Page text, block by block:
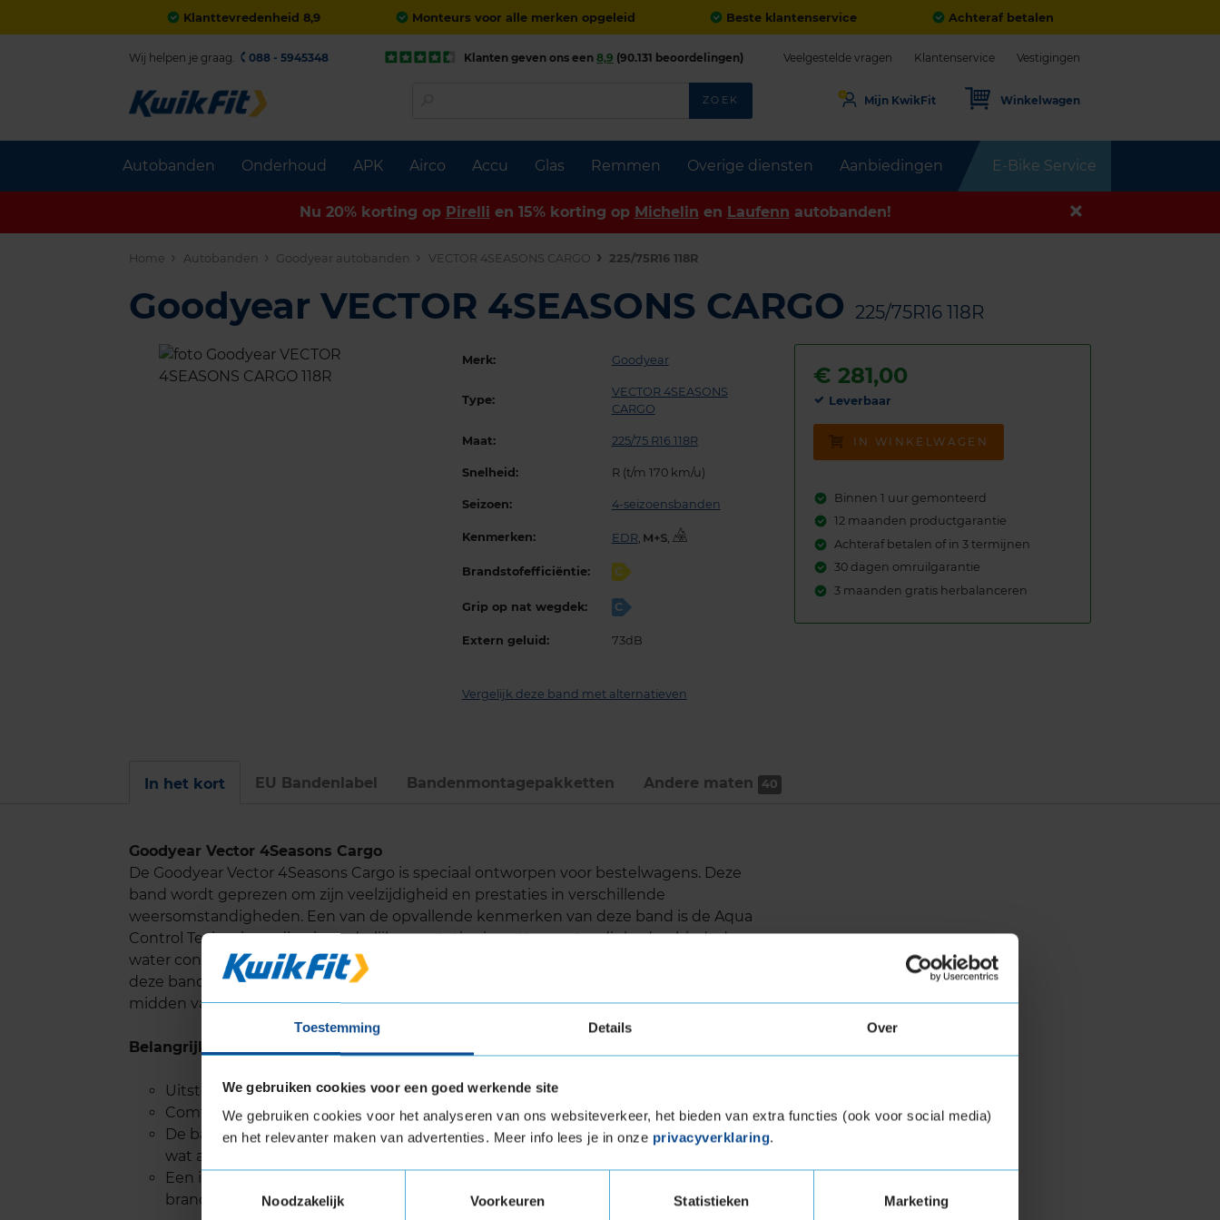
Toestemming Details Over
We gebruiken cookies voor een goed werkende site
We gebruiken cookies voor het analyseren van ons websiteverkeer, het bieden van extra functies (ook voor social media)
en het relevanter maken van advertenties. Meer info lees je in onze privacyverklaring.
Noodzakelijk
Voorkeuren Statistieken Marketing
Klanttevredenheid 8,9 Monteurs voor alle merken opgeleid Beste klantenservice Achteraf betalen
Autobanden Onderhoud APK Airco Accu Glas Remmen Overige diensten Aanbiedingen E-Bike Service
Wij helpen je graag. 088 - 5945348 Klanten geven ons een 8,9 (90.131 beoordelingen) Veelgestelde vragen Klantenservice Vestigingen
ZOEK Mijn KwikFit Winkelwagen
Nu 20% korting op Pirelli en 15% korting op Michelin en Laufenn autobanden!
Home Autobanden Goodyear autobanden VECTOR 4SEASONS CARGO 225/75R16 118R
Goodyear VECTOR 4SEASONS CARGO 225/75R16 118R
Merk: Goodyear
Type:
VECTOR 4SEASONS
CARGO
Maat: 225/75 R16 118R
Snelheid: R (t/m 170 km/u)
Seizoen: 4-seizoensbanden
Kenmerken: EDR, ,
Brandstofefficiëntie: C
Grip op nat wegdek: C
Extern geluid: 73dB
Vergelijk deze band met alternatieven
€281,00
Leverbaar
IN WINKELWAGEN
Binnen 1 uur gemonteerd
12 maanden productgarantie
Achteraf betalen of in 3 termijnen
30 dagen omruilgarantie
3 maanden gratis herbalanceren
In het kort EU Bandenlabel Bandenmontage­pakketten Andere maten 40
Goodyear Vector 4Seasons Cargo
De Goodyear Vector 4Seasons Cargo is speciaal ontworpen voor bestelwagens. Deze
band wordt geprezen om zijn veelzijdigheid en prestaties in verschillende
weersomstandigheden. Een van de opvallende kenmerken van deze band is de Aqua
Control Technology, die uitzonderlijke prestaties in natte omstandigheden biedt door
water consistent over het contactvlak van de band te verdelen. Daarnaast wordt er in
deze band ook gebruik van Goodyear Snow Grip Technology. De vele lamellen in het
midden van het loopvlak helpen om grip in de sneeuw te verhogen.
Belangrijke eigenschappen
Uitstekende prestaties op zowel droog als nat wegdek.
Comfortabel rijden door Eco Cushion Technology.
De band is voorzien van het 3PMSF (Three Peak Mountain Snowflake) keurmerk,
wat aangeeft dat hij geschikt is voor winterse rijomstandigheden.
Een innovatieve loopvlakconstructie verbetert de rolweerstand en verhoogt de
brandstofefficiëntie.